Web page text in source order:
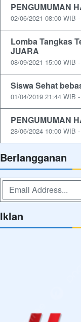
PENGUMUMAN
02/06/2021 08:00 WIB
Lomba Tangkas
JUARA
08/09/2021 15:00 WIB
Siswa Sehat
01/04/2019 21:44 WIB
PENGUMUMAN
28/06/2024 10:00 WIB
Berlangganan
Iklan